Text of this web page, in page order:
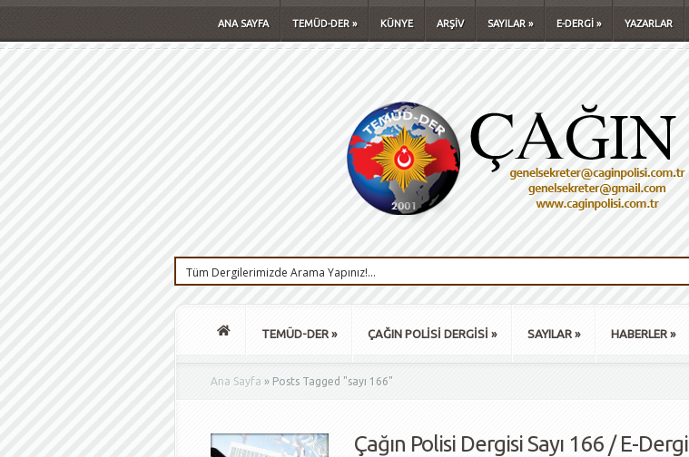
ANA SAYFA TEMÜD-DER » KÜNYE ARŞİV SAYILAR» E-DERGİ » YAZARLAR
TEMÜD-DER » ÇAĞIN POLİSİ DERGİSİ » SAYILAR » HABERLER »
Ana Sayfa » Posts Tagged "sayı 166"
Çağın Polisi Dergisi Sayı 166 / E-Dergi